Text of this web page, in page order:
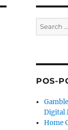
Search
for:
POS-
Digital
Home